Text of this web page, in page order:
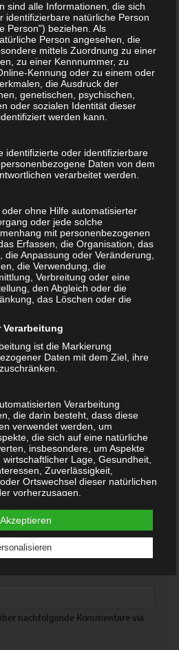
AUCH INTERESSIEREN …
Olvenstedter Sommerfest
2018 am 25.8. ab 11:00Uhr
E-Mail-Adresse
nachfolgende Kommentare via
sind alle Informationen, die sich
identifizierbare natürliche Person
Person") beziehen. Als
Person angesehen, die
mittels Zuordnung zu einer
zu einer Kennnummer, zu
Kennung oder zu einem oder
die Ausdruck der
genetischen, psychischen,
oder sozialen Identität dieser
werden kann.
identifizierte oder identifizierbare
Daten von dem
verarbeitet werden.
ohne Hilfe automatisierter
oder jede solche
mit personenbezogenen
Erfassen, die Organisation, das
Anpassung oder Veränderung,
die Verwendung, die
Verbreitung oder eine
den Abgleich oder die
das Löschen oder die
ist die Markierung
Daten mit dem Ziel, ihre
Verarbeitung
die darin besteht, dass diese
verwendet werden, um
die sich auf eine natürliche
insbesondere, um Aspekte
Lage, Gesundheit,
Zuverlässigkeit,
Ortswechsel dieser natürlichen
vorherzusagen.
Verarbeitung personenbezogener
die personenbezogenen
zusätzlicher Informationen nicht
Person zugeordnet
natürlichen Person